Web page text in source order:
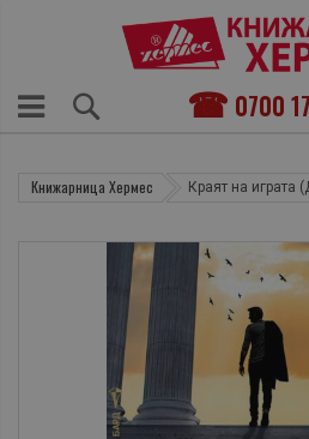
0700
Книжарница Хермес Краят на играта